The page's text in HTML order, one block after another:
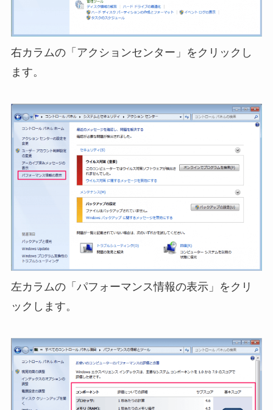
右カラムの「アクションセンター」をクリックし
ます。
左カラムの「パフォーマンス情報の表示」をクリ
ックします。